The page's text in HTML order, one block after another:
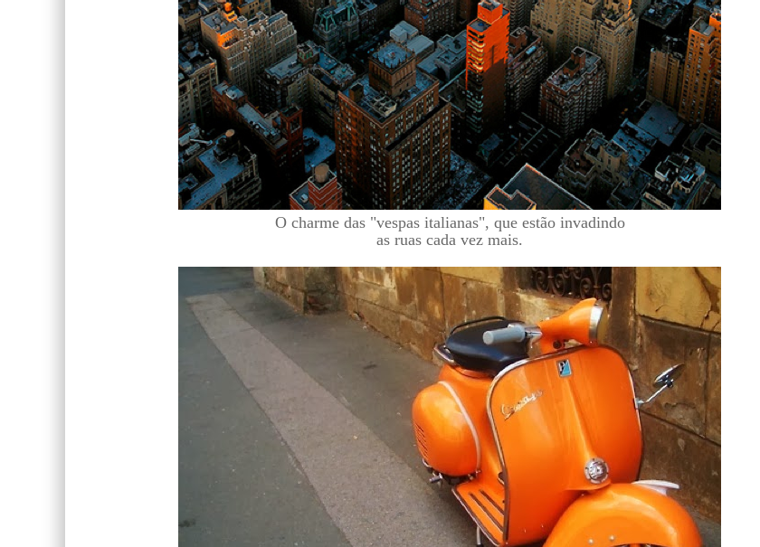
O charme das "vespas italianas", que estão invadindo
as ruas cada vez mais.